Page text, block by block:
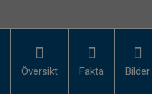
Översikt Fakta Bilder